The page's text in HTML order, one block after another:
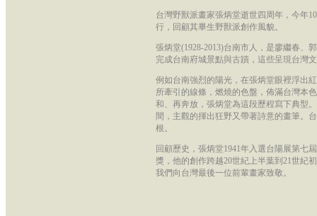
台灣野獸派畫家張炳堂逝世四周年，今年
行，回顧其畢生野獸派創作風貌。
張炳堂(1928-2013)台南市人，是廖繼春、
完成台南府城景點與古蹟，這些呈現台灣
例如台南強烈的陽光，在張炳堂眼裡浮出
所牽引的線條，燃燒的色盤，佈滿台灣本
和、再奔放，張炳堂為這段歷程寫下典型
間，主觀的揮出狂野又帶著詩意的畫筆。
根。
回顧歷史，張炳堂1941年入選台陽展第七
獎，他的創作跨越20世紀上半葉到21世紀
我們向台灣最後一位前輩畫家致敬。